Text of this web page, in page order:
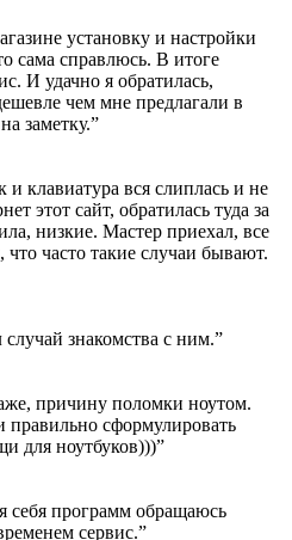
установку и настройки
сама справлюсь. В итоге
И удачно я обратилась,
чем мне предлагали в
заметку.”
клавиатура вся слиплась и не
этот сайт, обратилась туда за
низкие. Мастер приехал, все
часто такие случаи бывают.
знакомства с ним.”
причину поломки ноутом.
сформулировать
для ноутбуков)))”
себя программ обращаюсь
сервис.”